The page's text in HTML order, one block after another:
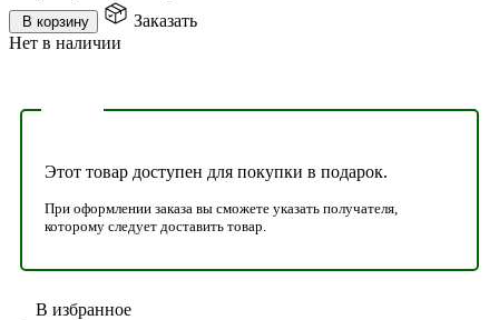
В корзину
Заказать
Нет в наличии
Этот товар доступен для покупки в подарок.
При оформлении заказа вы сможете указать получателя,
которому следует доставить товар.
В избранное